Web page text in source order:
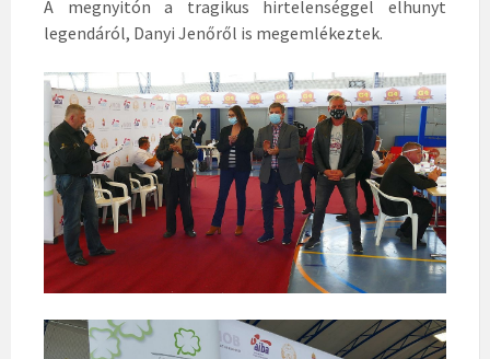
A megnyitón a tragikus hirtelenséggel elhunyt
legendáról, Danyi Jenőről is megemlékeztek.